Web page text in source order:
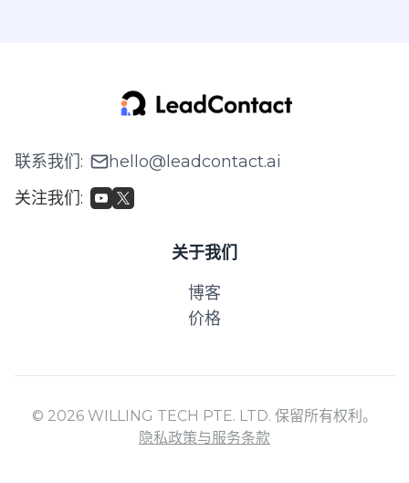
联系我们:
hello@leadcontact.ai
关注我们:
关于我们
博客
价格
© 2026 WILLING TECH PTE. LTD. 保留所有权利。
隐私政策与服务条款